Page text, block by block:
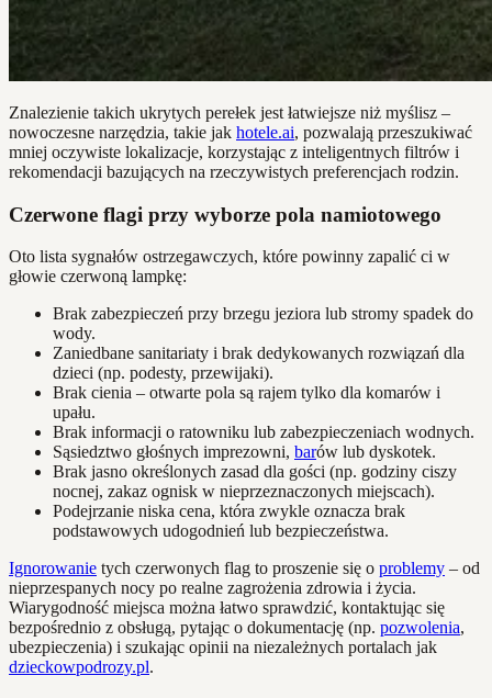
Znalezienie takich ukrytych perełek jest łatwiejsze niż myślisz –
nowoczesne narzędzia, takie jak hotele.ai, pozwalają przeszukiwać
mniej oczywiste lokalizacje, korzystając z inteligentnych filtrów i
rekomendacji bazujących na rzeczywistych preferencjach rodzin.
Czerwone flagi przy wyborze pola namiotowego
Oto lista sygnałów ostrzegawczych, które powinny zapalić ci w
głowie czerwoną lampkę:
Brak zabezpieczeń przy brzegu jeziora lub stromy spadek do
wody.
Zaniedbane sanitariaty i brak dedykowanych rozwiązań dla
dzieci (np. podesty, przewijaki).
Brak cienia – otwarte pola są rajem tylko dla komarów i
upału.
Brak informacji o ratowniku lub zabezpieczeniach wodnych.
Sąsiedztwo głośnych imprezowni, barów lub dyskotek.
Brak jasno określonych zasad dla gości (np. godziny ciszy
nocnej, zakaz ognisk w nieprzeznaczonych miejscach).
Podejrzanie niska cena, która zwykle oznacza brak
podstawowych udogodnień lub bezpieczeństwa.
Ignorowanie tych czerwonych flag to proszenie się o problemy – od
nieprzespanych nocy po realne zagrożenia zdrowia i życia.
Wiarygodność miejsca można łatwo sprawdzić, kontaktując się
bezpośrednio z obsługą, pytając o dokumentację (np. pozwolenia,
ubezpieczenia) i szukając opinii na niezależnych portalach jak
dzieckowpodrozy.pl.